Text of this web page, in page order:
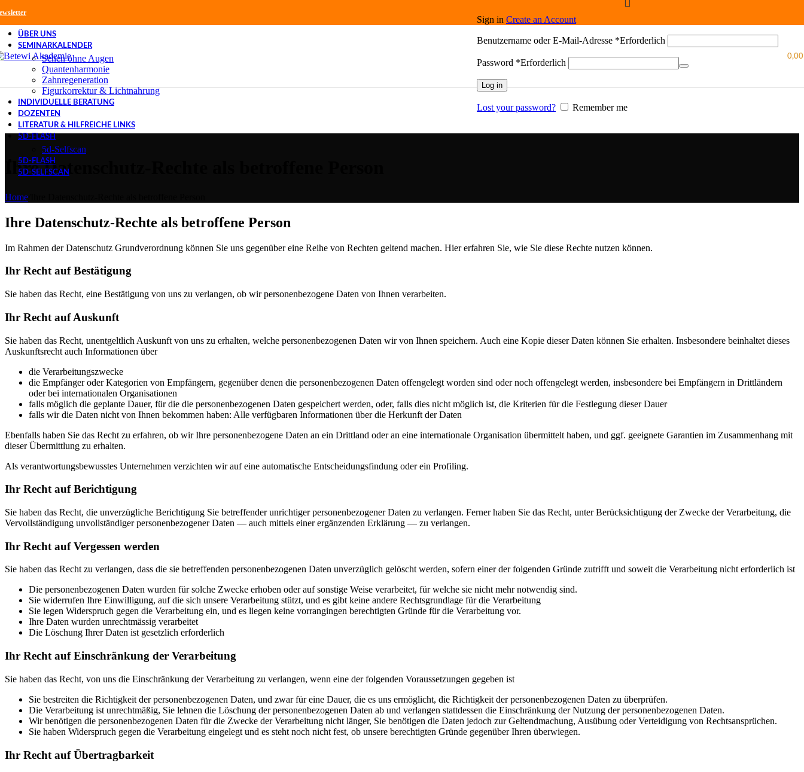
Skip to navigation
Sign in Create an Account
Benutzername oder E-Mail-Adresse *Erforderlich
Password *Erforderlich
Log in
Lost your password? Remember me
ÜBER UNS
SEMINARKALENDER
Sehen ohne Augen
Quantenharmonie
Zahnregeneration
Figurkorrektur & Lichtnahrung
INDIVIDUELLE BERATUNG
DOZENTEN
LITERATUR & HILFREICHE LINKS
5D-FLASH
5d-Selfscan
5D-FLASH
5D-SELFSCAN
Ihre Datenschutz-Rechte als betroffene Person
Home
Ihre Datenschutz-Rechte als betroffene Person
Im Rahmen der Datenschutz Grundverordnung können Sie uns gegenüber eine Reihe von Rechten geltend machen. Hier erfahren Sie, wie Sie diese Rechte nutzen können.
Ihr Recht auf Bestätigung
Sie haben das Recht, eine Bestätigung von uns zu verlangen, ob wir personenbezogene Daten von Ihnen verarbeiten.
Ihr Recht auf Auskunft
Sie haben das Recht, unentgeltlich Auskunft von uns zu erhalten, welche personenbezogenen Daten wir von Ihnen speichern. Auch eine Kopie dieser Daten können Sie erhalten. Insbesondere beinhaltet dieses
Auskunftsrecht auch Informationen über
die Verarbeitungszwecke
die Empfänger oder Kategorien von Empfängern, gegenüber denen die personenbezogenen Daten offengelegt worden sind oder noch offengelegt werden, insbesondere bei Empfängern in Drittländern
oder bei internationalen Organisationen
falls möglich die geplante Dauer, für die die personenbezogenen Daten gespeichert werden, oder, falls dies nicht möglich ist, die Kriterien für die Festlegung dieser Dauer
falls wir die Daten nicht von Ihnen bekommen haben: Alle verfügbaren Informationen über die Herkunft der Daten
Ebenfalls haben Sie das Recht zu erfahren, ob wir Ihre personenbezogene Daten an ein Drittland oder an eine internationale Organisation übermittelt haben, und ggf. geeignete Garantien im Zusammenhang mit
dieser Übermittlung zu erhalten.
Als verantwortungsbewusstes Unternehmen verzichten wir auf eine automatische Entscheidungsfindung oder ein Profiling.
Ihr Recht auf Berichtigung
Sie haben das Recht, die unverzügliche Berichtigung Sie betreffender unrichtiger personenbezogener Daten zu verlangen. Ferner haben Sie das Recht, unter Berücksichtigung der Zwecke der Verarbeitung, die
Vervollständigung unvollständiger personenbezogener Daten — auch mittels einer ergänzenden Erklärung — zu verlangen.
Ihr Recht auf Vergessen werden
Sie haben das Recht zu verlangen, dass die sie betreffenden personenbezogenen Daten unverzüglich gelöscht werden, sofern einer der folgenden Gründe zutrifft und soweit die Verarbeitung nicht erforderlich ist
Die personenbezogenen Daten wurden für solche Zwecke erhoben oder auf sonstige Weise verarbeitet, für welche sie nicht mehr notwendig sind.
Sie widerrufen Ihre Einwilligung, auf die sich unsere Verarbeitung stützt, und es gibt keine andere Rechtsgrundlage für die Verarbeitung
Sie legen Widerspruch gegen die Verarbeitung ein, und es liegen keine vorrangingen berechtigten Gründe für die Verarbeitung vor.
Ihre Daten wurden unrechtmässig verarbeitet
Die Löschung Ihrer Daten ist gesetzlich erforderlich
Ihr Recht auf Einschränkung der Verarbeitung
Sie haben das Recht, von uns die Einschränkung der Verarbeitung zu verlangen, wenn eine der folgenden Voraussetzungen gegeben ist
Sie bestreiten die Richtigkeit der personenbezogenen Daten, und zwar für eine Dauer, die es uns ermöglicht, die Richtigkeit der personenbezogenen Daten zu überprüfen.
Die Verarbeitung ist unrechtmäßig, Sie lehnen die Löschung der personenbezogenen Daten ab und verlangen stattdessen die Einschränkung der Nutzung der personenbezogenen Daten.
Wir benötigen die personenbezogenen Daten für die Zwecke der Verarbeitung nicht länger, Sie benötigen die Daten jedoch zur Geltendmachung, Ausübung oder Verteidigung von Rechtsansprüchen.
Sie haben Widerspruch gegen die Verarbeitung eingelegt und es steht noch nicht fest, ob unsere berechtigten Gründe gegenüber Ihren überwiegen.
Ihr Recht auf Übertragbarkeit